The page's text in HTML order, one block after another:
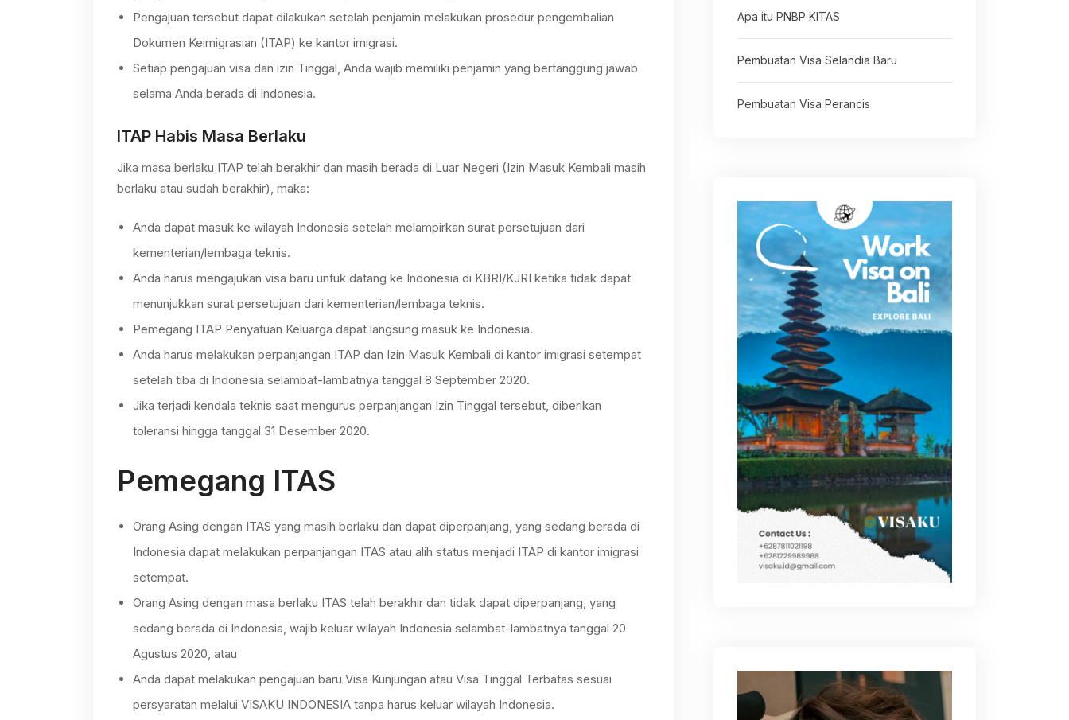
Pengajuan tersebut dapat dilakukan setelah penjamin melakukan prosedur pengembalian
Dokumen Keimigrasian (ITAP) ke kantor imigrasi.
Setiap pengajuan visa dan izin Tinggal, Anda wajib memiliki penjamin yang bertanggung jawab
selama Anda berada di Indonesia.
ITAP Habis Masa Berlaku
Jika masa berlaku ITAP telah berakhir dan masih berada di Luar Negeri (Izin Masuk Kembali masih
berlaku atau sudah berakhir), maka:
Anda dapat masuk ke wilayah Indonesia setelah melampirkan surat persetujuan dari
kementerian/lembaga teknis.
Anda harus mengajukan visa baru untuk datang ke Indonesia di KBRI/KJRI ketika tidak dapat
menunjukkan surat persetujuan dari kementerian/lembaga teknis.
Pemegang ITAP Penyatuan Keluarga dapat langsung masuk ke Indonesia.
Anda harus melakukan perpanjangan ITAP dan Izin Masuk Kembali di kantor imigrasi setempat
setelah tiba di Indonesia selambat-lambatnya tanggal 8 September 2020.
Jika terjadi kendala teknis saat mengurus perpanjangan Izin Tinggal tersebut, diberikan
toleransi hingga tanggal 31 Desember 2020.
Pemegang ITAS
Orang Asing dengan ITAS yang masih berlaku dan dapat diperpanjang, yang sedang berada di
Indonesia dapat melakukan perpanjangan ITAS atau alih status menjadi ITAP di kantor imigrasi
setempat.
Orang Asing dengan masa berlaku ITAS telah berakhir dan tidak dapat diperpanjang, yang
sedang berada di Indonesia, wajib keluar wilayah Indonesia selambat-lambatnya tanggal 20
Agustus 2020, atau
Anda dapat melakukan pengajuan baru Visa Kunjungan atau Visa Tinggal Terbatas sesuai
persyaratan melalui VISAKU INDONESIA tanpa harus keluar wilayah Indonesia.
Apa itu PNBP KITAS
Pembuatan Visa Selandia Baru
Pembuatan Visa Perancis